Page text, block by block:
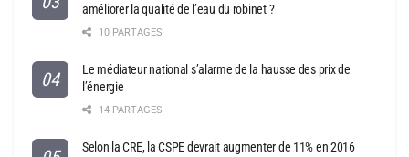
améliorer la qualité de l’eau du robinet ?
10 PARTAGES
Le médiateur national s’alarme de la hausse des prix de
l’énergie
14 PARTAGES
Selon la CRE, la CSPE devrait augmenter de 11% en 2016